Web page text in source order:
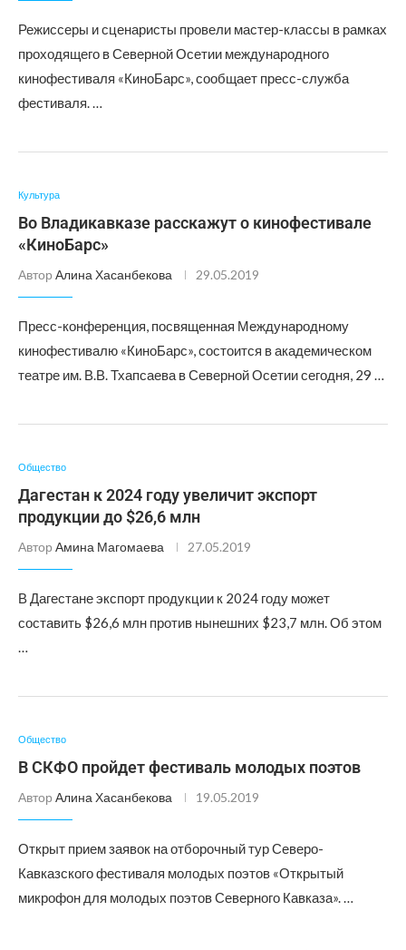
Режиссеры и сценаристы провели мастер-классы в рамках
проходящего в Северной Осетии международного
кинофестиваля «КиноБарс», сообщает пресс-служба
фестиваля. …
Культура
Во Владикавказе расскажут о кинофестивале
«КиноБарс»
Автор Алина Хасанбекова 29.05.2019
Пресс-конференция, посвященная Международному
кинофестивалю «КиноБарс», состоится в академическом
театре им. В.В. Тхапсаева в Северной Осетии сегодня, 29 …
Общество
Дагестан к 2024 году увеличит экспорт
продукции до $26,6 млн
Автор Амина Магомаева 27.05.2019
В Дагестане экспорт продукции к 2024 году может
составить $26,6 млн против нынешних $23,7 млн. Об этом
…
Общество
В СКФО пройдет фестиваль молодых поэтов
Автор Алина Хасанбекова 19.05.2019
Открыт прием заявок на отборочный тур Северо-
Кавказского фестиваля молодых поэтов «Открытый
микрофон для молодых поэтов Северного Кавказа». …